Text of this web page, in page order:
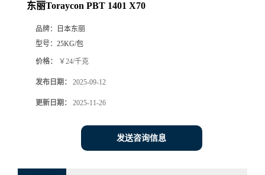
东丽Toraycon PBT 1401 X70
品牌：
日本东丽
型号： 25KG/包
价格： ￥24/千克
发布日期： 2025-09-12
更新日期： 2025-11-26
发送咨询信息